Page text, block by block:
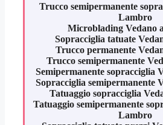
Trucco semipermanente
Lambro
Microblading Vedano
Sopracciglia tatuate
Trucco permanente
Trucco semipermanente
Semipermanente sopracciglia
Sopracciglia semipermanente
Tatuaggio sopracciglia
Tatuaggio semipermanente
Lambro